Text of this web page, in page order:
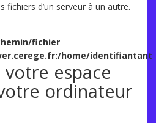
fichiers d’un serveur à un autre.
fichier
home/identifiantant
espace
ordinateur